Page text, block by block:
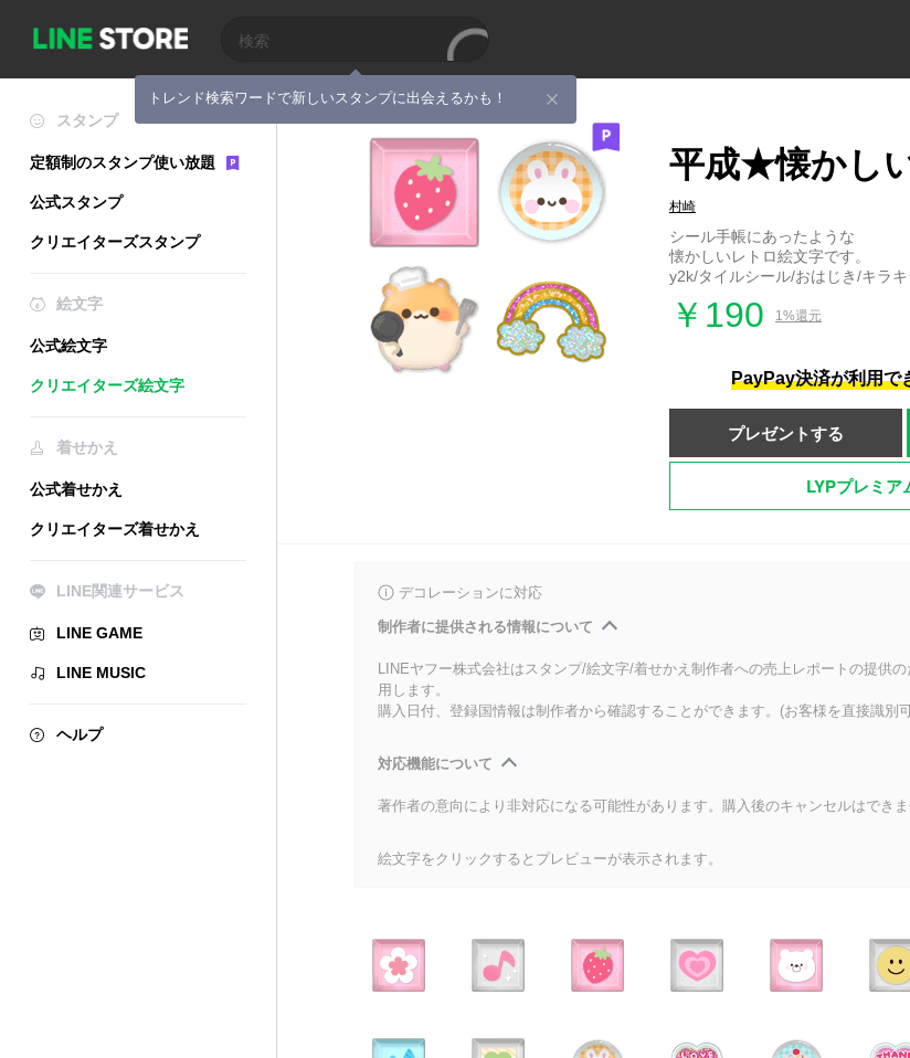
トレンド検索ワードで新しいスタンプに出会えるかも！
スタンプ
定額制のスタンプ使い放題
公式スタンプ
クリエイターズスタンプ
絵文字
公式絵文字
クリエイターズ絵文字
着せかえ
公式着せかえ
クリエイターズ着せかえ
LINE関連サービス
LINE GAME
LINE MUSIC
ヘルプ
平成★懐かし
村崎
シール手帳にあったような
懐かしいレトロ絵文字です。
y2k/タイルシール/おはじき/キラ
￥190 1%還元
PayPay決済が利用で
プレゼントする
LYPプレミア
デコレーションに対応
制作者に提供される情報について
LINEヤフー株式会社はスタンプ/絵文字/着せかえ制作者への売上レポートの提供
用します。
購入日付、登録国情報は制作者から確認することができます。(お客様を直接識別
対応機能について
著作者の意向により非対応になる可能性があります。購入後のキャンセルはできま
絵文字をクリックするとプレビューが表示されます。